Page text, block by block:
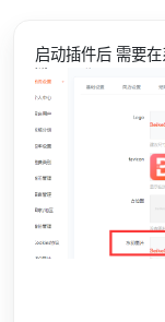
启动插件后 需要